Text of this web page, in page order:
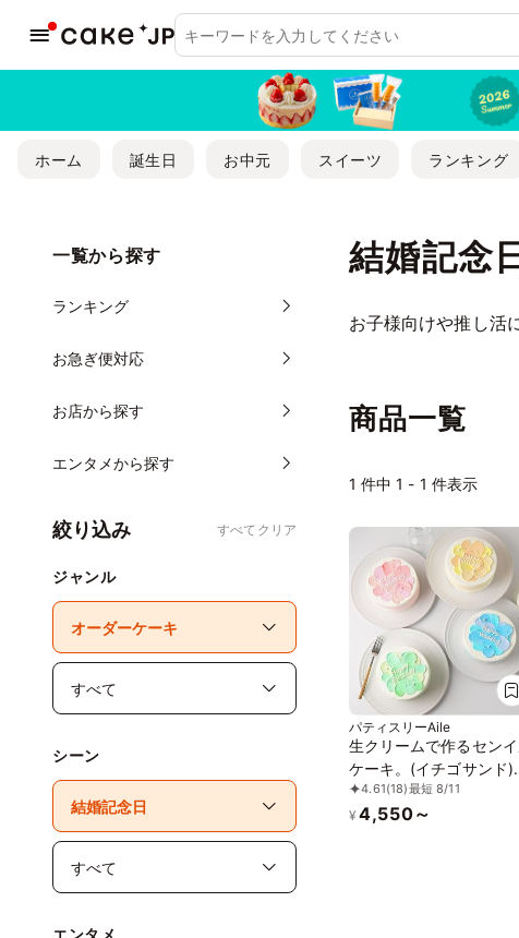
ホーム 誕生日 お中元 スイーツ ランキング
結婚記念
お子様向けや推し活
一覧から探す
ランキング
お急ぎ便対応
お店から探す
エンタメから探す
絞り込み すべてクリア
ジャンル
シーン
エンタメ
商品一覧
1 件中 1 - 1 件表示
パティスリーAile
生クリームで作るセン
ケーキ。(イチゴサンド)
12cm
4.61(18)最短 8/11
¥ 4,550～